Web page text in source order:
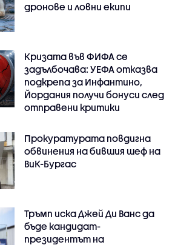
дронове и ловни екипи
Кризата във ФИФА се
задълбочава: УЕФА отказва
подкрепа за Инфантино,
Йордания получи бонуси след
отправени критики
Прокуратурата повдигна
обвинения на бившия шеф на
ВиК-Бургас
Тръмп иска Джей Ди Ванс да
бъде кандидат-
президентът на